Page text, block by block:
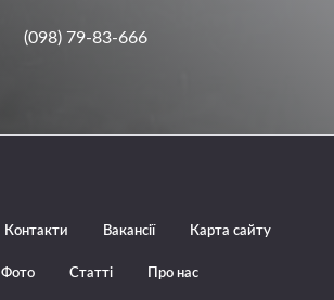
(098) 79-83-666
Контакти Вакансії Карта сайту
Фото Статті Про нас